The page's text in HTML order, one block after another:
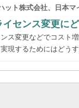
ット株式会社、日本
イセンス変更に
ス変更などでコスト
現するためにはどう